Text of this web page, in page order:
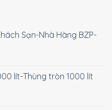
Sạn-Nhà Hàng BZP-
lít-Thùng tròn 1000 lít